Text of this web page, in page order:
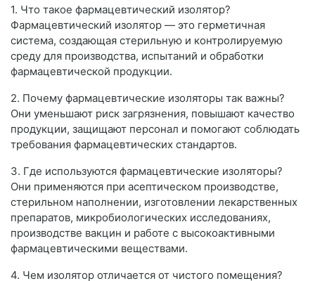
1. Что такое фармацевтический изолятор?
Фармацевтический изолятор — это герметичная
система, создающая стерильную и контролируемую
среду для производства, испытаний и обработки
фармацевтической продукции.
2. Почему фармацевтические изоляторы так важны?
Они уменьшают риск загрязнения, повышают качество
продукции, защищают персонал и помогают соблюдать
требования фармацевтических стандартов.
3. Где используются фармацевтические изоляторы?
Они применяются при асептическом производстве,
стерильном наполнении, изготовлении лекарственных
препаратов, микробиологических исследованиях,
производстве вакцин и работе с высокоактивными
фармацевтическими веществами.
4. Чем изолятор отличается от чистого помещения?